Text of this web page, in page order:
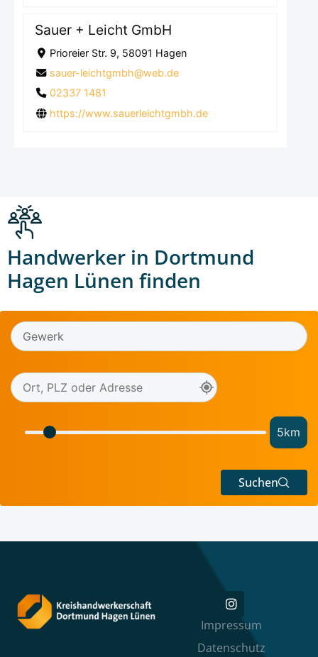
Sauer + Leicht GmbH
Prioreier Str. 9, 58091 Hagen
sauer-leichtgmbh@web.de
02337 1481
https://www.sauerleichtgmbh.de
Handwerker in Dortmund
Hagen Lünen finden
5km
Suchen
Impressum
Datenschutz